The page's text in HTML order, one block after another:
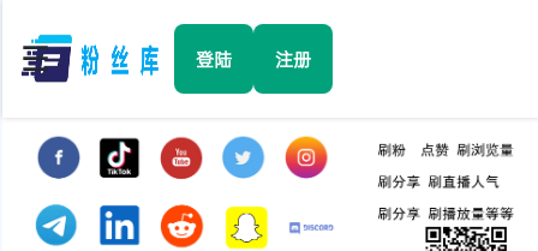
☰ 登陆 注册
Facebook